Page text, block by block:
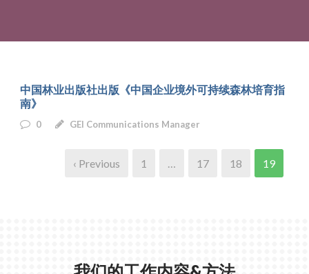
中国林业出版社出版《中国企业境外可持续森林培育指
南》
0 GEI Communications Manager
‹ Previous 1 … 17 18 19